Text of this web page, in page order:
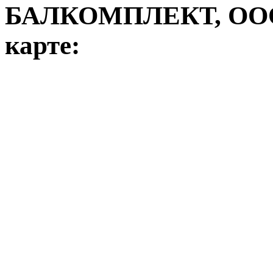
БАЛКОМПЛЕКТ,
карте: